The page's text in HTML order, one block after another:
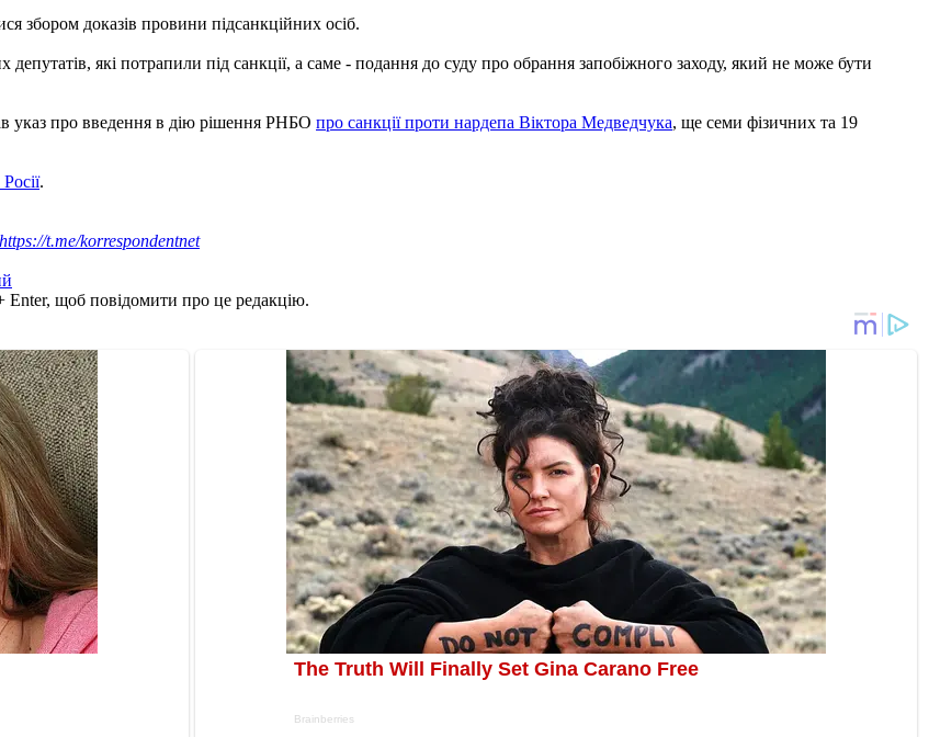
збором доказів провини підсанкційних осіб.
які потрапили під санкції, а саме - подання до суду про обрання запобіжного заходу, який не може бути
указ про введення в дію рішення РНБО про санкції проти нардепа Віктора Медведчука, ще семи фізичних та 19
.
https://t.me/korrespondentnet
Enter, щоб повідомити про це редакцію.